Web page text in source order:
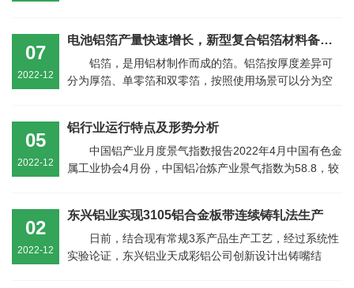
07
2022-12
电池铝箔产量快速增长，新型复合铝箔材料备受追捧
铝箔，是用铝材制作而成的箔。铝箔按厚度差异可
分为厚箔、单零箔和双零箔，按照使用场景可以分为空
05
2022-12
铝行业运行特点及形势分析
中国铝产业月度景气指数报告2022年4月中国有色金
属工业协会4月份，中国铝冶炼产业景气指数为58.8，较
02
2022-12
东兴铝业实现3105铝合金板带连续铸轧法生产
日前，结合现有常规3系产品生产工艺，经过系统性
实验论证，东兴铝业天成彩铝公司创新设计出铸嘴结